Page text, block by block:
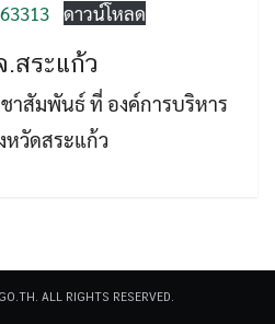
Search
ดาวน์โหลด
สระแก้ว
าสัมพันธ์ ที่ องค์การบริหาร
หวัดสระแก้ว
ALL RIGHTS RESERVED.